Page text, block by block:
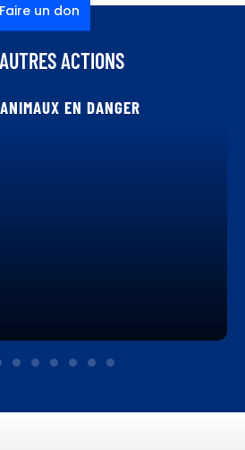
ACTIONS
EN DANGER
Faire un don